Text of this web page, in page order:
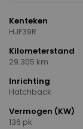
Kenteken
HJF39R
Kilometerstand
29.305 km
Inrichting
Hatchback
Vermogen (KW)
136 pk